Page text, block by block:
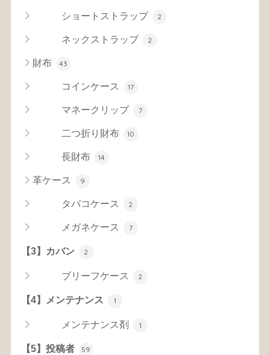
ショートストラップ 2
ネックストラップ 2
財布 43
コインケース 17
マネークリップ 7
二つ折り財布 10
長財布 14
革ケース 9
タバコケース 2
メガネケース 7
【3】カバン 2
ブリーフケース 2
【4】メンテナンス 1
メンテナンス剤 1
【5】投稿者 59